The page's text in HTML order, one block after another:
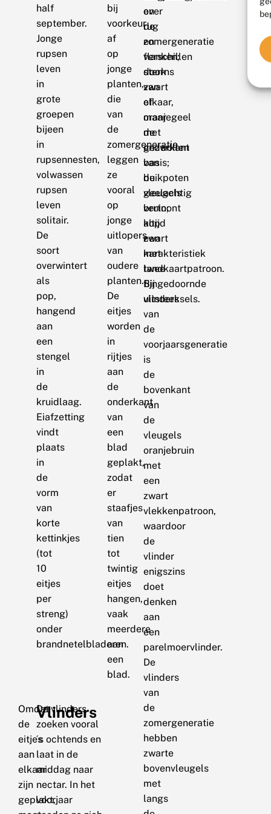
half
september.
Jonge
rupsen
leven
in
grote
groepen
bijeen
in
rupsennesten,
volwassen
rupsen
leven
solitair.
De
soort
overwintert
als
pop,
hangend
aan
een
stengel
in
de
kruidlaag.
Eiafzetting
vindt
plaats
in
de
vorm
van
korte
kettinkjes
(tot
10
eitjes
per
streng)
onder
brandnetelbladeren.
bij
voorkeur
af
op
jonge
planten,
die
van
de
zomergeneratie
leggen
ze
vooral
op
jonge
uitlopers
van
oudere
planten.
De
eitjes
worden
in
rijtjes
aan
de
onderkant
van
een
blad
geplakt,
zodat
er
staafjes
van
tien
tot
twintig
eitjes
hangen,
vaak
meerdere
aan
een
blad.
Omdat
de
eitjes
aan
elkaar
zijn
geplakt,
Vlinders
De vlinders
zoeken vooral
´s ochtends en
laat in de
middag naar
nectar. In het
voorjaar
en
de
zomergeneratie
verschillen
sterk
van
elkaar,
maar
de
onderkant
van
de
vleugels
vertoont
altijd
een
karakteristiek
landkaartpatroon.
Bij
vlinders
van
de
voorjaarsgeneratie
is
de
bovenkant
van
de
vleugels
oranjebruin
met
een
zwart
vlekkenpatroon,
waardoor
de
vlinder
enigszins
doet
denken
aan
een
parelmoervlinder.
De
vlinders
van
de
zomergeneratie
hebben
zwarte
bovenvleugels
met
langs
over
rug
en
flanken;
doorns
zwart
of
oranjegeel
met
gezwollen
basis;
buikpoten
geelachtig
bruin;
kop
zwart
met
twee
fijngedoornde
uitsteeksels.